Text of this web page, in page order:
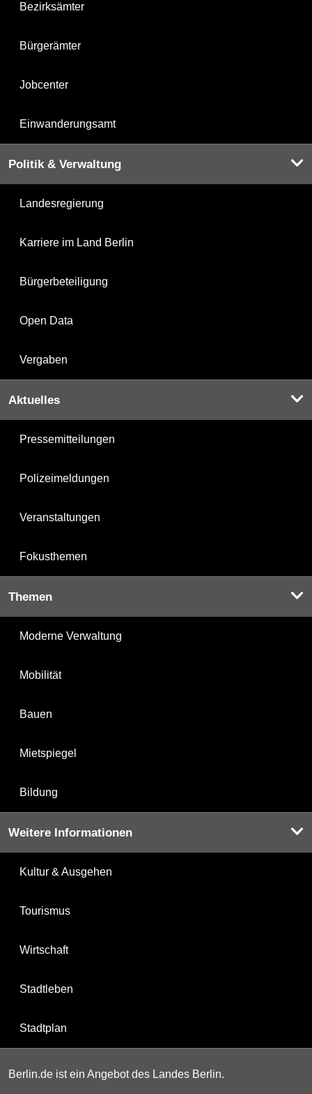
Bezirksämter
Bürgerämter
Jobcenter
Einwanderungsamt
Politik & Verwaltung
Landesregierung
Karriere im Land Berlin
Bürgerbeteiligung
Open Data
Vergaben
Aktuelles
Pressemitteilungen
Polizeimeldungen
Veranstaltungen
Fokusthemen
Themen
Moderne Verwaltung
Mobilität
Bauen
Mietspiegel
Bildung
Weitere Informationen
Kultur & Ausgehen
Tourismus
Wirtschaft
Stadtleben
Stadtplan
Berlin.de ist ein Angebot des Landes Berlin.